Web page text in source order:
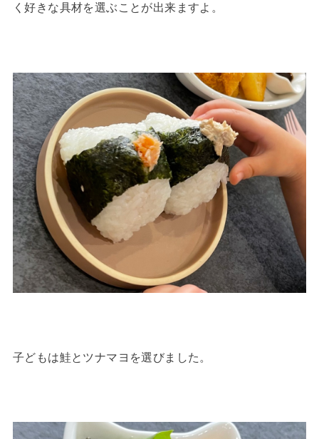
く好きな具材を選ぶことが出来ますよ。
子どもは鮭とツナマヨを選びました。